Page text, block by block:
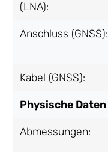
(LNA):
Anschluss (GNSS):
Kabel (GNSS):
Physische Daten
Abmessungen: